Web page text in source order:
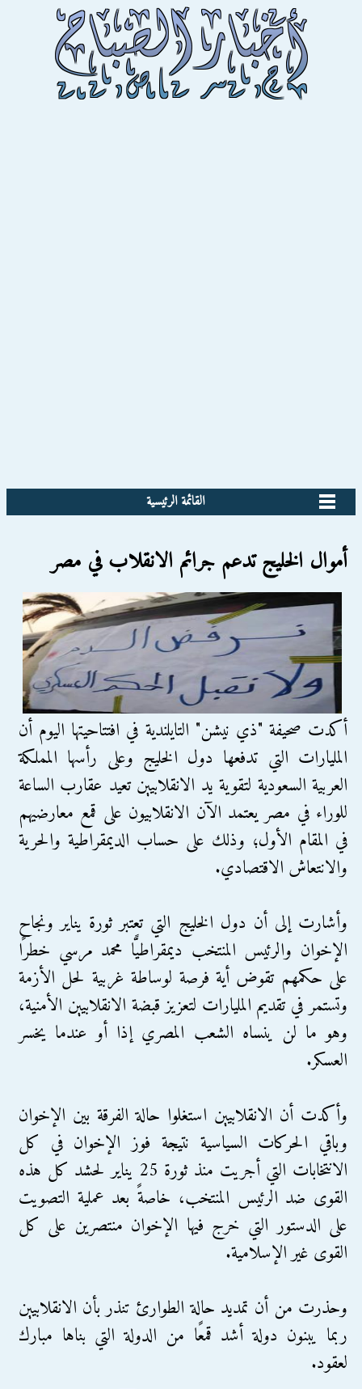
القائمة الرئيسية
أموال الخليج تدعم جرائم الانقلاب في مصر
أكدت صحيفة "ذي نيشن" التايلندية في افتتاحيتها اليوم أن
المليارات التي تدفعها دول الخليج وعلى رأسها المملكة
العربية السعودية لتقوية يد الانقلابيين تعيد عقارب الساعة
للوراء في مصر يعتمد اﻵن الانقلابيون على قمع معارضيهم
في المقام اﻷول؛ وذلك على حساب الديمقراطية والحرية
والانتعاش الاقتصادي.
وأشارت إلى أن دول الخليج التي تعتبر ثورة يناير ونجاح
الإخوان والرئيس المنتخب ديمقراطيًّا محمد مرسي خطرًا
على حكمهم تقوض أية فرصة لوساطة غربية لحل اﻷزمة
وتستمر في تقديم المليارات لتعزيز قبضة الانقلابيين اﻷمنية،
وهو ما لن ينساه الشعب المصري إذا أو عندما يخسر
العسكر.
وأكدت أن الانقلابيين استغلوا حالة الفرقة بين اﻹخوان
وباقي الحركات السياسية نتيجة فوز اﻹخوان في كل
اﻻنتخابات التي أجريت منذ ثورة 25 يناير لحشد كل هذه
القوى ضد الرئيس المنتخب، خاصةً بعد عملية التصويت
على الدستور التي خرج فيها اﻹخوان منتصرين على كل
القوى غير اﻹسلامية.
وحذرت من أن تمديد حالة الطوارئ تنذر بأن الانقلابيين
ربما يبنون دولة أشد قمعًا من الدولة التي بناها مبارك
لعقود.